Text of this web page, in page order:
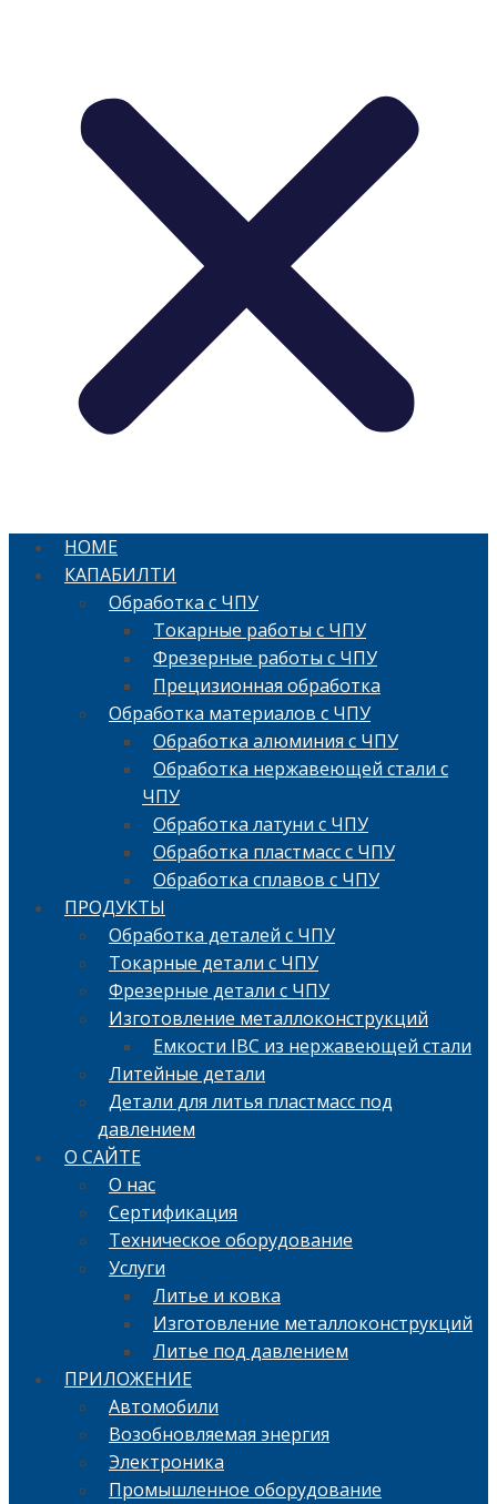
HOME
КАПАБИЛТИ
Обработка с ЧПУ
Токарные работы с ЧПУ
Фрезерные работы с ЧПУ
Прецизионная обработка
Обработка материалов с ЧПУ
Обработка алюминия с ЧПУ
Обработка нержавеющей стали с
ЧПУ
Обработка латуни с ЧПУ
Обработка пластмасс с ЧПУ
Обработка сплавов с ЧПУ
ПРОДУКТЫ
Обработка деталей с ЧПУ
Токарные детали с ЧПУ
Фрезерные детали с ЧПУ
Изготовление металлоконструкций
Емкости IBC из нержавеющей стали
Литейные детали
Детали для литья пластмасс под
давлением
О САЙТЕ
О нас
Сертификация
Техническое оборудование
Услуги
Литье и ковка
Изготовление металлоконструкций
Литье под давлением
ПРИЛОЖЕНИЕ
Автомобили
Возобновляемая энергия
Электроника
Промышленное оборудование